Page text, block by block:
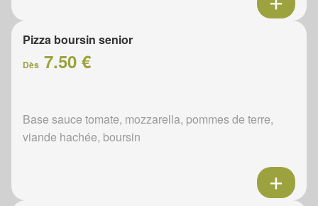
Pizza boursin senior
Dès 7.50 €
Base sauce tomate, mozzarella, pommes de terre,
viande hachée, boursin